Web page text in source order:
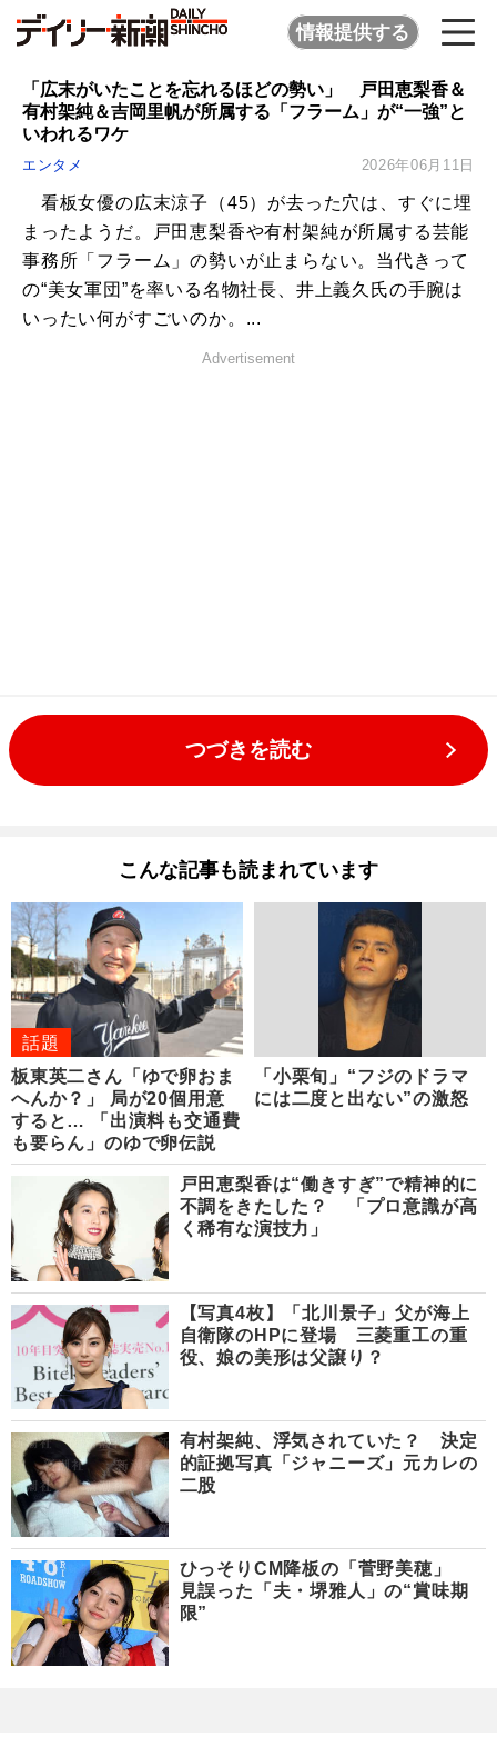
情報提供する
「広末がいたことを忘れるほどの勢い」 戸田恵梨香＆
有村架純＆吉岡里帆が所属する「フラーム」が“一強”と
いわれるワケ
エンタメ 2026年06月11日
看板女優の広末涼子（45）が去った穴は、すぐに埋
まったようだ。戸田恵梨香や有村架純が所属する芸能
事務所「フラーム」の勢いが止まらない。当代きって
の“美女軍団”を率いる名物社長、井上義久氏の手腕は
いったい何がすごいのか。...
Advertisement
つづきを読む
こんな記事も読まれています
話題
板東英二さん「ゆで卵おま
へんか？」 局が20個用意
すると… 「出演料も交通費
も要らん」のゆで卵伝説
「小栗旬」“フジのドラマ
には二度と出ない”の激怒
戸田恵梨香は“働きすぎ”で精神的に
不調をきたした？ 「プロ意識が高
く稀有な演技力」
【写真4枚】「北川景子」父が海上
自衛隊のHPに登場 三菱重工の重
役、娘の美形は父譲り？
有村架純、浮気されていた？ 決定
的証拠写真「ジャニーズ」元カレの
二股
ひっそりCM降板の「菅野美穂」
見誤った「夫・堺雅人」の“賞味期
限”